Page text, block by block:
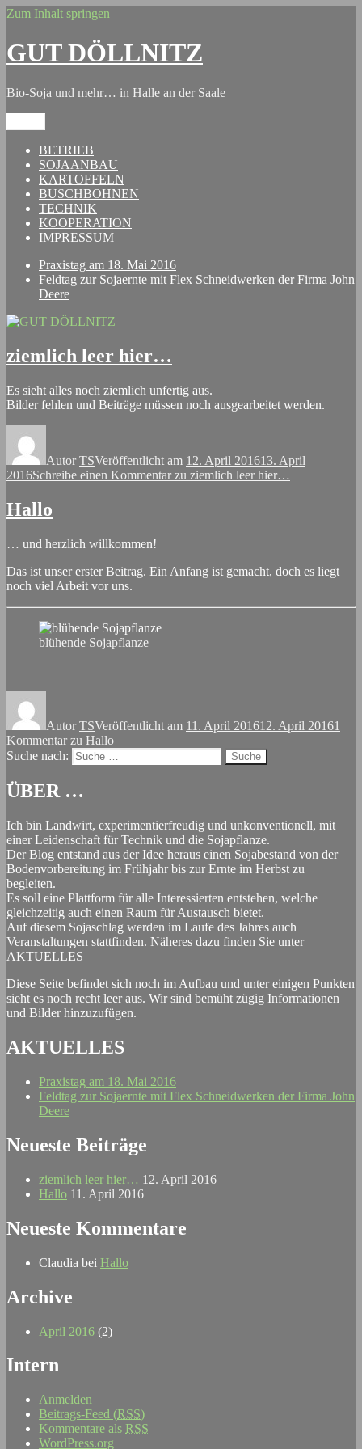
Zum Inhalt springen
GUT DÖLLNITZ
Bio-Soja und mehr… in Halle an der Saale
BETRIEB
SOJAANBAU
KARTOFFELN
BUSCHBOHNEN
TECHNIK
KOOPERATION
IMPRESSUM
Praxistag am 18. Mai 2016
Feldtag zur Sojaernte mit Flex Schneidwerken der Firma John
Deere
ziemlich leer hier…
Es sieht alles noch ziemlich unfertig aus.
Bilder fehlen und Beiträge müssen noch ausgearbeitet werden.
Autor TSVeröffentlicht am 12. April 201613. April
2016Schreibe einen Kommentar zu ziemlich leer hier…
Hallo
… und herzlich willkommen!
Das ist unser erster Beitrag. Ein Anfang ist gemacht, doch es liegt
noch viel Arbeit vor uns.
blühende Sojapflanze
Autor TSVeröffentlicht am 11. April 201612. April 20161
Kommentar zu Hallo
Suche nach:
Suche
ÜBER …
Ich bin Landwirt, experimentierfreudig und unkonventionell, mit
einer Leidenschaft für Technik und die Sojapflanze.
Der Blog entstand aus der Idee heraus einen Sojabestand von der
Bodenvorbereitung im Frühjahr bis zur Ernte im Herbst zu
begleiten.
Es soll eine Plattform für alle Interessierten entstehen, welche
gleichzeitig auch einen Raum für Austausch bietet.
Auf diesem Sojaschlag werden im Laufe des Jahres auch
Veranstaltungen stattfinden. Näheres dazu finden Sie unter
AKTUELLES
Diese Seite befindet sich noch im Aufbau und unter einigen Punkten
sieht es noch recht leer aus. Wir sind bemüht zügig Informationen
und Bilder hinzuzufügen.
AKTUELLES
Praxistag am 18. Mai 2016
Feldtag zur Sojaernte mit Flex Schneidwerken der Firma John
Deere
Neueste Beiträge
ziemlich leer hier… 12. April 2016
Hallo 11. April 2016
Neueste Kommentare
Claudia bei Hallo
Archive
April 2016 (2)
Intern
Anmelden
Beitrags-Feed (RSS)
Kommentare als RSS
WordPress.org